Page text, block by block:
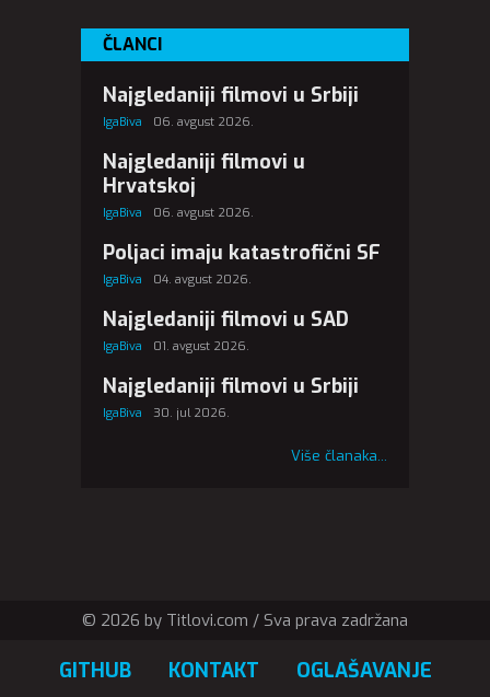
ČLANCI
Najgledaniji filmovi u Srbiji
IgaBiva 06. avgust 2026.
Najgledaniji filmovi u
Hrvatskoj
IgaBiva 06. avgust 2026.
Poljaci imaju katastrofični SF
IgaBiva 04. avgust 2026.
Najgledaniji filmovi u SAD
IgaBiva 01. avgust 2026.
Najgledaniji filmovi u Srbiji
IgaBiva 30. jul 2026.
Više članaka...
© 2026 by Titlovi.com / Sva prava zadržana
GITHUB KONTAKT OGLAŠAVANJE